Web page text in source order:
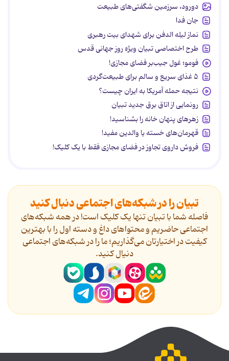
دورود، سرزمین شگفتی‌های طبیعت
جان فدا
نماز لیله الدفن برای شهدای بیت رهبری
طرح اختصاصی تبیان ویژه روز جهانی قدس
فومو؛ غول جیب‌بر فضای مجازی!
۵ غذای سریع و سالم برای طبیعت‌گردی
نتیجه حمله آمریکا به ایران چیست؟
رونمایی از اتاق برق جدید تبیان
زهرهای پنهان خانه را بشناسید!
قهرمان‌های خسته یا والدین مفید!
فروش داروی تجاوز در فضای مجازی فقط با یک کلیک!
تبیان را در شبکه‌های اجتماعی دنبال کنید
فاصله شما با تبیان تنها یک کلیک است! در همه شبکه‌های
اجتماعی حاضریم و محتواهای داغ و دسته اول را با بهترین
کیفیت در اختیارتان می‌گذاریم؛ ما را در شبکه‌های اجتماعی
دنیال کنید.